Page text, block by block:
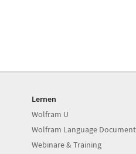
Lernen
Wolfram U
Wolfram Language
Webinare & Training